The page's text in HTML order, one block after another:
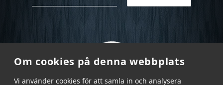
Om cookies på denna webbplats
Vi använder cookies för att samla in och analysera